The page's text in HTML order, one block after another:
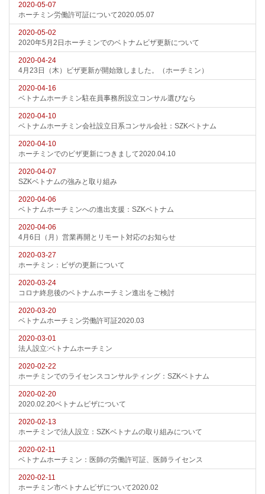
2020-05-07
ホーチミン労働許可証について2020.05.07
2020-05-02
2020年5月2日ホーチミンでのベトナムビザ更新について
2020-04-24
4月23日（木）ビザ更新が開始致しました。（ホーチミン）
2020-04-16
ベトナムホーチミン駐在員事務所設立コンサル選びなら
2020-04-10
ベトナムホーチミン会社設立日系コンサル会社：SZKベトナム
2020-04-10
ホーチミンでのビザ更新につきまして2020.04.10
2020-04-07
SZKベトナムの強みと取り組み
2020-04-06
ベトナムホーチミンへの進出支援：SZKベトナム
2020-04-06
4月6日（月）営業再開とリモート対応のお知らせ
2020-03-27
ホーチミン：ビザの更新について
2020-03-24
コロナ終息後のベトナムホーチミン進出をご検討
2020-03-20
ベトナムホーチミン労働許可証2020.03
2020-03-01
法人設立:ベトナムホーチミン
2020-02-22
ホーチミンでのライセンスコンサルティング：SZKベトナム
2020-02-20
2020.02.20ベトナムビザについて
2020-02-13
ホーチミンで法人設立：SZKベトナムの取り組みについて
2020-02-11
ベトナムホーチミン：医師の労働許可証、医師ライセンス
2020-02-11
ホーチミン市ベトナムビザについて2020.02